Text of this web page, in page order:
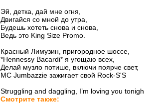
Эй, детка, дай мне огня,
Двигайся со мной до утра,
Будешь хотеть снова и снова,
Ведь это King Size Promo.
Красный Лимузин, пригородное шоссе,
*Hennessy Bacardi* я угощаю всех,
Делай музло потише, включи поярче свет,
MC Jumbazzie зажигает свой Rock-S'S
Struggling and daggling, I’m loving you tonigh
Смотрите также: